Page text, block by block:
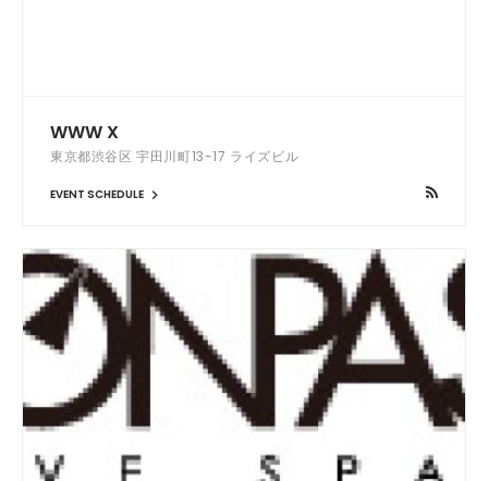
WWW X
東京都渋谷区 宇田川町13-17 ライズビル
EVENT SCHEDULE